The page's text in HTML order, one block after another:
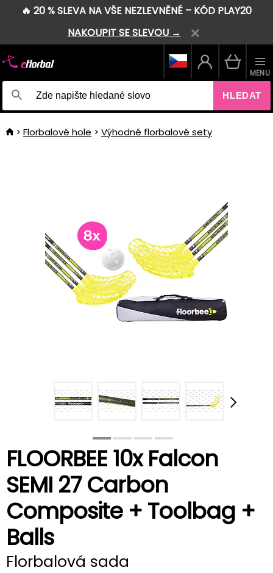
🔥 20 % SLEVA NA VŠE NEZLEVNĚNÉ – KÓD PLAY20
NAKOUPIT SE SLEVOU →
HLEDAT
MENU
Florbalové hole Výhodné florbalové sety
FLOORBEE 10x Falcon
SEMI 27 Carbon
Composite + Toolbag +
Balls
Florbalová sada